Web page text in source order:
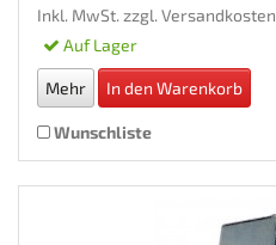
Inkl. MwSt. zzgl. Versandkosten
Auf Lager
Mehr In den Warenkorb
Wunschliste